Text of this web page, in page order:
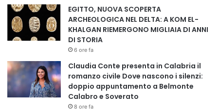
più celebri libri di segreti del Rinascimento; Kleopatra, una
delle pochissime donne a cui le fonti greche attribuiscono
un ruolo autoriale nella tradizione alchemica; Cristina di
Svezia, figlia di Gustavo II Adolfo Vasa e di Maria Eleonora
di Brandeburgo, che trasformò Stoccolma in un centro di
mecenatismo europeo; Margaret Cavendish, una delle
pochissime filosofe del Seicento autrice di opere che
intrecciavano metafisica, poesia e scienza; Mary Anne
Atwood, figura chiave della ricezione “spirituale”
EGITTO, NUOVA SCOPERTA
ARCHEOLOGICA NEL DELTA: A KOM EL-
KHALGAN RIEMERGONO MIGLIAIA DI ANNI
DI STORIA
6 ore fa
Claudia Conte presenta in Calabria il
romanzo civile Dove nascono i silenzi:
doppio appuntamento a Belmonte
Calabro e Soverato
8 ore fa